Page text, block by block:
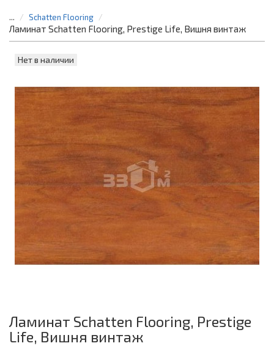
... Schatten Flooring
Ламинат Schatten Flooring, Prestige Life, Вишня винтаж
Нет в наличии
Ламинат Schatten Flooring, Prestige
Life, Вишня винтаж